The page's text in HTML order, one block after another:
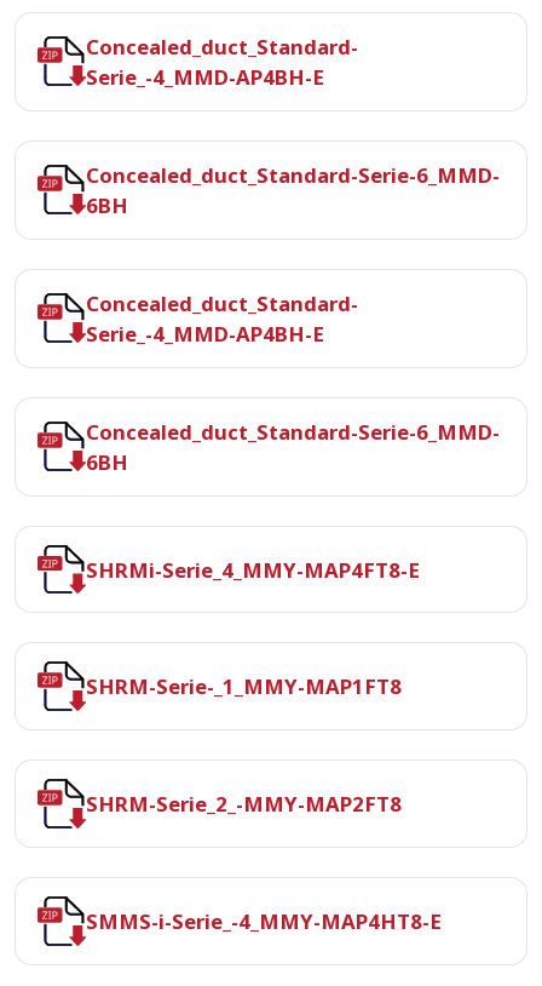
Concealed_duct_Standard-
Serie_-4_MMD-AP4BH-E
Concealed_duct_Standard-Serie-6_MMD-
6BH
Concealed_duct_Standard-
Serie_-4_MMD-AP4BH-E
Concealed_duct_Standard-Serie-6_MMD-
6BH
SHRMi-Serie_4_MMY-MAP4FT8-E
SHRM-Serie-_1_MMY-MAP1FT8
SHRM-Serie_2_-MMY-MAP2FT8
SMMS-i-Serie_-4_MMY-MAP4HT8-E